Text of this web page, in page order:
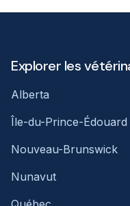
Explorer les
Alberta
Île-du-Prince-Édouard
Nouveau-Brunswick
Nunavut